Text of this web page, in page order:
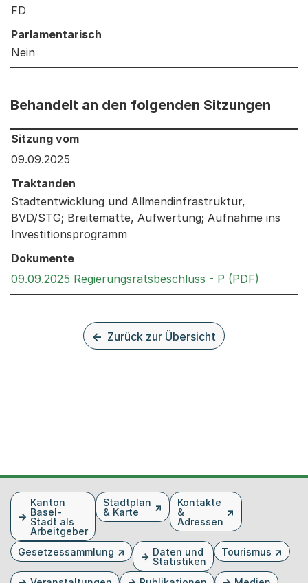
FD
Parlamentarisch
Nein
Behandelt an den folgenden Sitzungen
Behandelt an den folgenden Sitzungen: Informationen
Sitzung vom
09.09.2025
Traktanden
Stadtentwicklung und Allmendinfrastruktur,
BVD/STG; Breitematte, Aufwertung; Aufnahme ins
Investitionsprogramm
Dokumente
09.09.2025 Regierungsratsbeschluss - P (PDF)
Zurück zur Übersicht
FusszeileKanton
Basel-
Stadt als
Arbeitgeber
Stadtplan
& Karte
Kontakte
&
Adressen
Gesetzessammlung
Daten und
Statistiken
Tourismus